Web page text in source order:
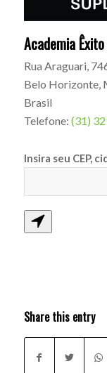
Academia
Rua Araguari,
Belo Horizonte,
Brasil
Telefone: (31)
Insira seu CEP,
Share this entry